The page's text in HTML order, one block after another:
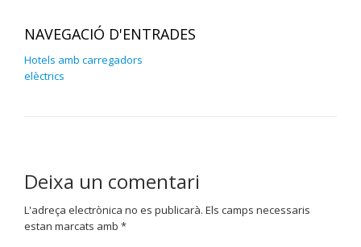
NAVEGACIÓ D'ENTRADES
Hotels amb carregadors
elèctrics
Deixa un comentari
L'adreça electrònica no es publicarà. Els camps necessaris
estan marcats amb *